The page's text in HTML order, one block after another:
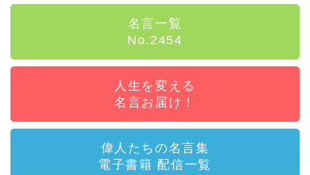
名言一覧
No.2454
人生を変える
名言お届け！
偉人たちの名言集
電子書籍 配信一覧